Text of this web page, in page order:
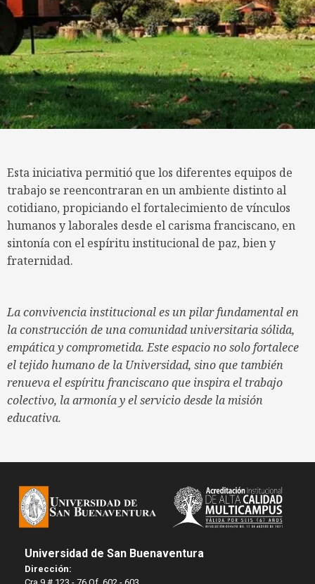
Esta iniciativa permitió que los diferentes equipos de
trabajo se reencontraran en un ambiente distinto al
cotidiano, propiciando el fortalecimiento de vínculos
humanos y laborales desde el carisma franciscano, en
sintonía con el espíritu institucional de paz, bien y
fraternidad.
La convivencia institucional es un pilar fundamental en
la construcción de una comunidad universitaria sólida,
empática y comprometida. Este espacio no solo fortalece
el tejido humano de la Universidad, sino que también
renueva el espíritu franciscano que inspira el trabajo
colectivo, la armonía y el servicio desde la misión
educativa.
Universidad de San Buenaventura
Dirección: